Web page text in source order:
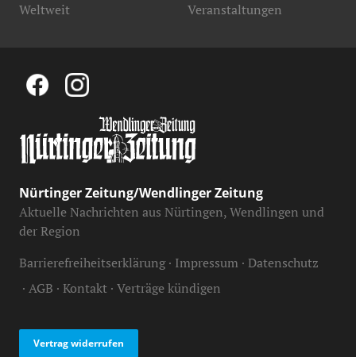
Weltweit
Veranstaltungen
Nürtinger Zeitung/Wendlinger Zeitung
Aktuelle Nachrichten aus Nürtingen, Wendlingen und
der Region
Barrierefreiheitserklärung Impressum Datenschutz
AGB Kontakt Verträge kündigen
Vertrag widerrufen